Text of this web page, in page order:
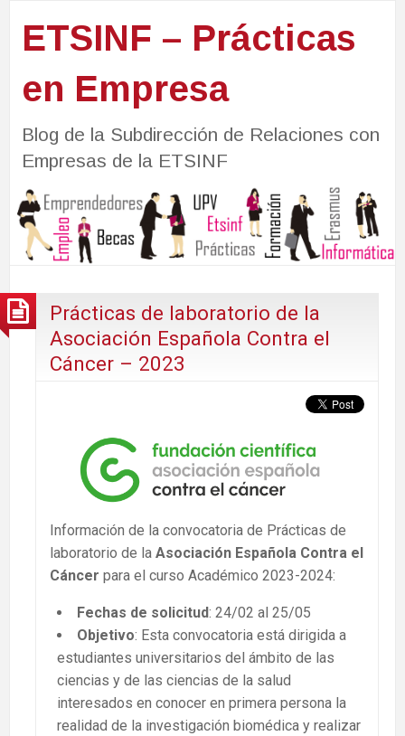
ETSINF – Prácticas
en Empresa
Blog de la Subdirección de Relaciones con
Empresas de la ETSINF
Prácticas de laboratorio de la
Asociación Española Contra el
Cáncer – 2023
Información de la convocatoria de Prácticas de
laboratorio de la Asociación Española Contra el
Cáncer para el curso Académico 2023-2024:
Fechas de solicitud: 24/02 al 25/05
Objetivo: Esta convocatoria está dirigida a
estudiantes universitarios del ámbito de las
ciencias y de las ciencias de la salud
interesados en conocer en primera persona la
realidad de la investigación biomédica y realizar